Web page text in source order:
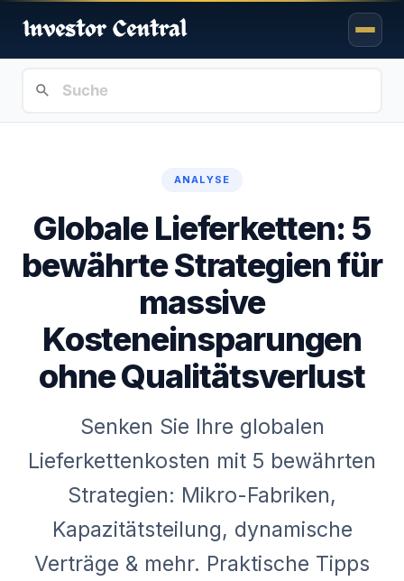
ANALYSE
Globale Lieferketten: 5
bewährte Strategien für
massive
Kosteneinsparungen
ohne Qualitätsverlust
Senken Sie Ihre globalen
Lieferkettenkosten mit 5 bewährten
Strategien: Mikro-Fabriken,
Kapazitätsteilung, dynamische
Verträge & mehr. Praktische Tipps